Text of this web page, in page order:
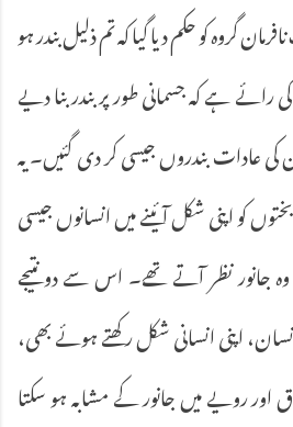
گروہ کو حکم دیا گیا کہ تم ذلیل بندر ہو
ہے کہ جسمانی طور پر بندر بنا دیے
عادات بندروں جیسی کر دی گئیں۔ یہ
کو اپنی شکل آئینے میں انسانوں جیسی
وہ جانور نظر آتے تھے۔ اس سے دو نتیجے
اپنی انسانی شکل رکھتے ہوئے بھی،
رویے میں جانور کے مشابہ ہو سکتا